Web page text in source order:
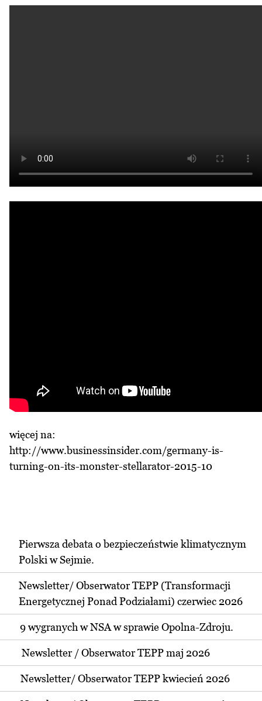
więcej na:
http://www.businessinsider.com/germany-is-
turning-on-its-monster-stellarator-2015-10
Pierwsza debata o bezpieczeństwie klimatycznym
Polski w Sejmie.
Newsletter/ Obserwator TEPP (Transformacji
Energetycznej Ponad Podziałami) czerwiec 2026
9 wygranych w NSA w sprawie Opolna-Zdroju.
Newsletter / Obserwator TEPP maj 2026
Newsletter/ Obserwator TEPP kwiecień 2026